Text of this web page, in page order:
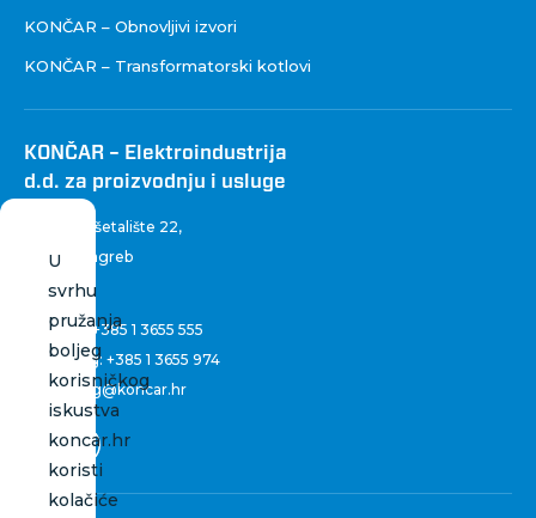
KONČAR – Obnovljivi izvori
KONČAR – Transformatorski kotlovi
KONČAR – Elektroindustrija
d.d. za proizvodnju i usluge
Fallerovo šetalište 22,
10 000 Zagreb
Hrvatska
Centrala:+385 1 3655 555
Marketing: +385 1 3655 974
marketing@koncar.hr
U
svrhu
pružanja
boljeg
korisničkog
iskustva
koncar.hr
koristi
kolačiće